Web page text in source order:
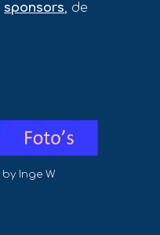
sponsors, de
by Inge W